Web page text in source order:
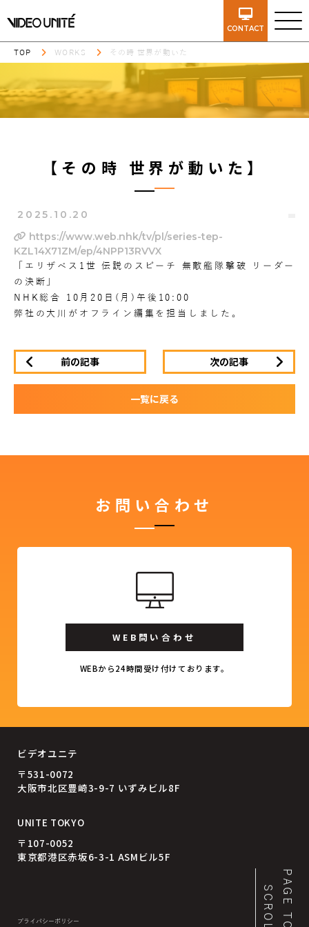
CONTACT
TOP WORKS その時 世界が動いた
【その時 世界が動いた】
2025.10.20
https://www.web.nhk/tv/pl/series-tep-
KZL14X71ZM/ep/4NPP13RVVX
「エリザベス1世 伝説のスピーチ 無敵艦隊撃破 リーダー
の決断」
NHK総合 10月20日(月)午後10:00
弊社の大川がオフライン編集を担当しました。
前の記事 次の記事
一覧に戻る
お問い合わせ
WEB問い合わせ
WEBから24時間受け付けております。
ビデオユニテ
〒531-0072
大阪市北区豊崎3-9-7 いずみビル8F
UNITE TOKYO
〒107-0052
東京都港区赤坂6-3-1 ASMビル5F
プライバシーポリシー SCROLLPAGE TOP